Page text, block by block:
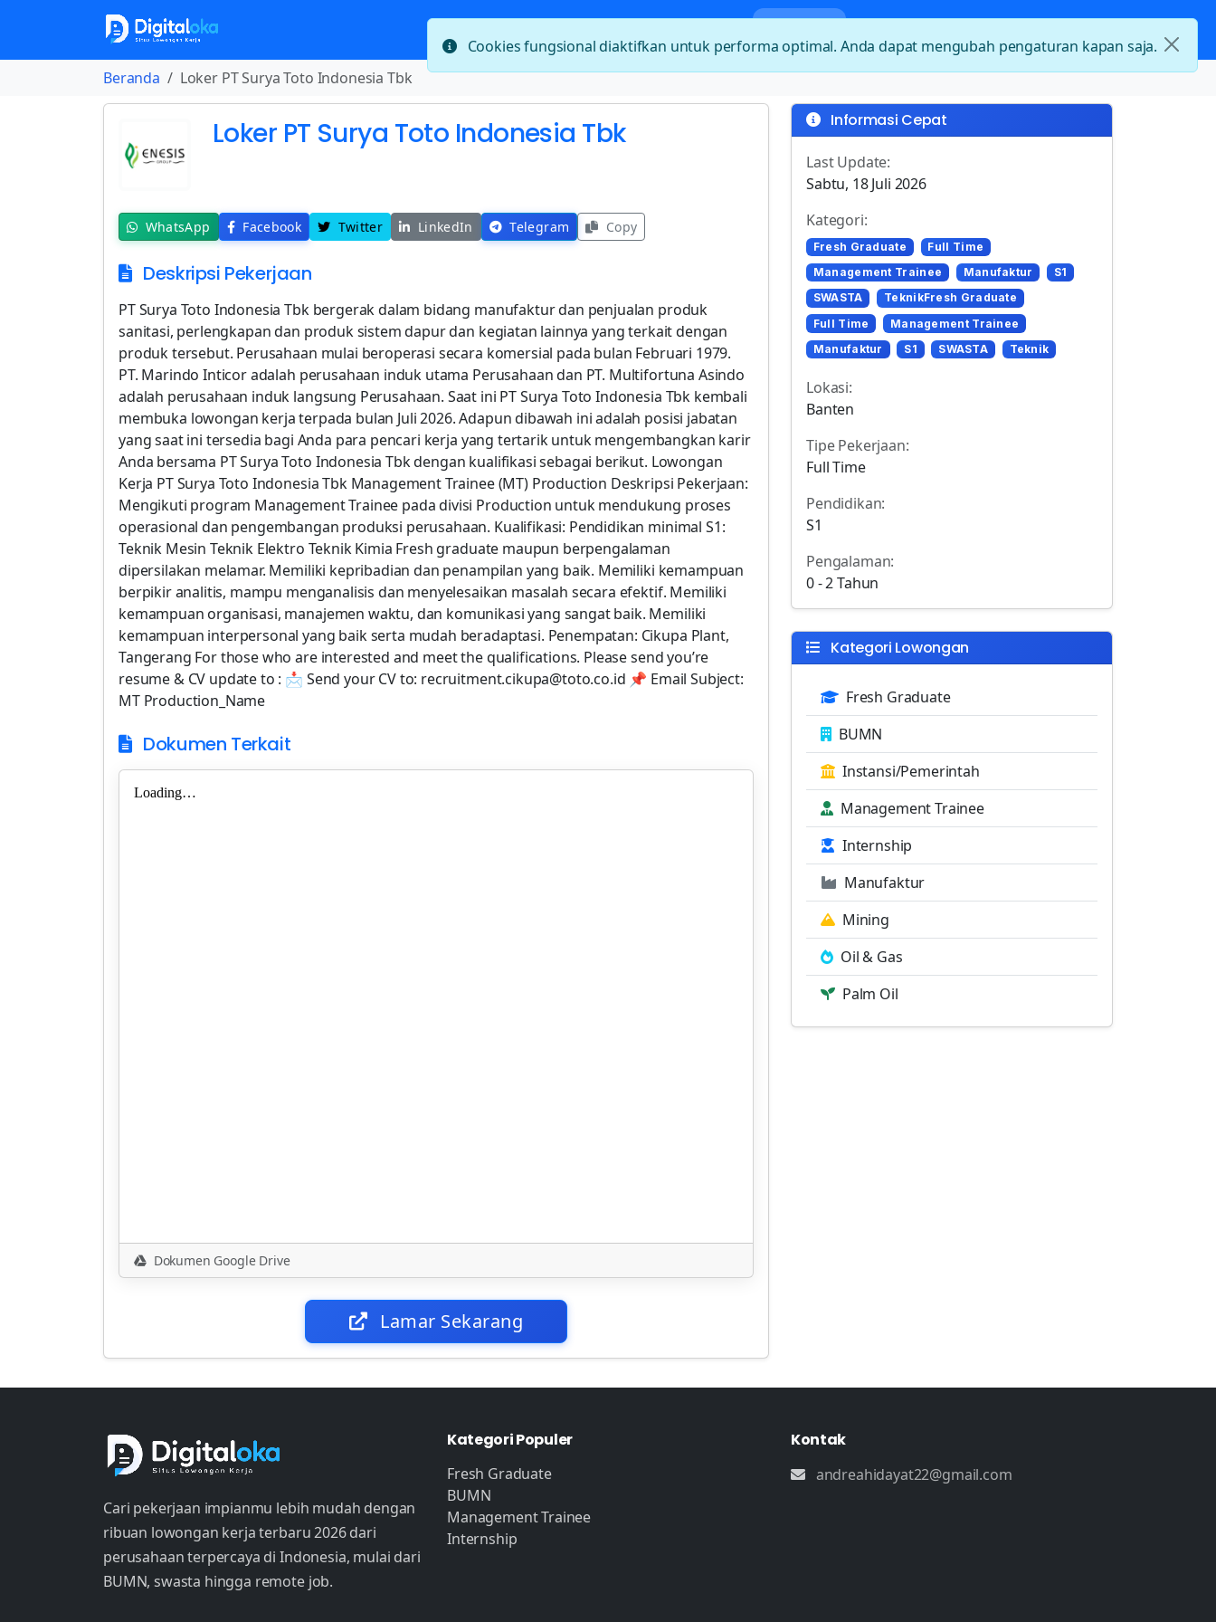
Beranda Loker PT Surya Toto Indonesia Tbk
Loker PT Surya Toto Indonesia Tbk
WhatsApp Facebook Twitter LinkedIn Telegram Copy
Deskripsi Pekerjaan
PT Surya Toto Indonesia Tbk bergerak dalam bidang manufaktur dan penjualan produk
sanitasi, perlengkapan dan produk sistem dapur dan kegiatan lainnya yang terkait dengan
produk tersebut. Perusahaan mulai beroperasi secara komersial pada bulan Februari 1979.
PT. Marindo Inticor adalah perusahaan induk utama Perusahaan dan PT. Multifortuna Asindo
adalah perusahaan induk langsung Perusahaan. Saat ini PT Surya Toto Indonesia Tbk kembali
membuka lowongan kerja terpada bulan Juli 2026. Adapun dibawah ini adalah posisi jabatan
yang saat ini tersedia bagi Anda para pencari kerja yang tertarik untuk mengembangkan karir
Anda bersama PT Surya Toto Indonesia Tbk dengan kualifikasi sebagai berikut. Lowongan
Kerja PT Surya Toto Indonesia Tbk Management Trainee (MT) Production Deskripsi Pekerjaan:
Mengikuti program Management Trainee pada divisi Production untuk mendukung proses
operasional dan pengembangan produksi perusahaan. Kualifikasi: Pendidikan minimal S1:
Teknik Mesin Teknik Elektro Teknik Kimia Fresh graduate maupun berpengalaman
dipersilakan melamar. Memiliki kepribadian dan penampilan yang baik. Memiliki kemampuan
berpikir analitis, mampu menganalisis dan menyelesaikan masalah secara efektif. Memiliki
kemampuan organisasi, manajemen waktu, dan komunikasi yang sangat baik. Memiliki
kemampuan interpersonal yang baik serta mudah beradaptasi. Penempatan: Cikupa Plant,
Tangerang For those who are interested and meet the qualifications. Please send you’re
resume & CV update to : 📩 Send your CV to: recruitment.cikupa@toto.co.id 📌 Email Subject:
MT Production_Name
Dokumen Terkait
Dokumen Google Drive
Lamar Sekarang
Informasi Cepat
Last Update:
Sabtu, 18 Juli 2026
Kategori:
Fresh Graduate
Full Time
Management Trainee
Manufaktur
S1
SWASTA
TeknikFresh Graduate
Full Time
Management Trainee
Manufaktur
S1 SWASTA Teknik
Lokasi:
Banten
Tipe Pekerjaan:
Full Time
Pendidikan:
S1
Pengalaman:
0 - 2 Tahun
Kategori Lowongan
Fresh Graduate
BUMN
Instansi/Pemerintah
Management Trainee
Internship
Manufaktur
Mining
Oil & Gas
Palm Oil
Cari pekerjaan impianmu lebih mudah dengan
ribuan lowongan kerja terbaru 2026 dari
perusahaan terpercaya di Indonesia, mulai dari
BUMN, swasta hingga remote job.
Kategori Populer
Fresh Graduate
BUMN
Management Trainee
Internship
Kontak
andreahidayat22@gmail.com
Cookies fungsional diaktifkan untuk performa optimal. Anda dapat mengubah pengaturan kapan saja.